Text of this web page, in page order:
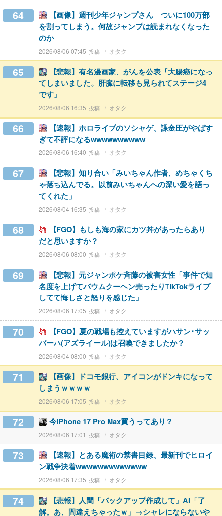
64
【画像】週刊少年ジャンプさん ついに100万部
を割ってしまう。何故ジャンプは読まれなくなった
のか
2026/08/06 07:45 オタク
65
【悲報】有名漫画家、がんを公表「大腸癌になっ
てしまいました。肝臓に転移も見られてステージ4
です」
2026/08/06 16:35 オタク
66
【速報】ホロライブのソシャゲ、課金圧がやばす
ぎて不評になるwwwwwwwwww
2026/08/06 16:40 オタク
67
【悲報】知り合い「みいちゃん作者、めちゃくち
ゃ落ち込んでる。以前みいちゃんへの深い愛を語っ
てくれた」
2026/08/04 16:35 オタク
68
【FGO】もしも海の家にカツ丼があったらあり
だと思いますか？
2026/08/06 08:00 オタク
69
【悲報】元ジャンポケ斉藤の被害女性「事件で知
名度を上げてバウムクーヘン売ったりTikTokライブ
してて悔しさと怒りを感じた」
2026/08/06 17:05 オタク
70
【FGO】夏の戦場も控えていますがハサン･サッ
バーハ(アズライール)は召喚できましたか？
2026/08/04 08:00 オタク
71
【画像】ドコモ銀行、アイコンがドンキになって
しまうｗｗｗｗ
2026/08/06 17:05 オタク
72 今iPhone 17 Pro Max買うってあり？
2026/08/06 17:01 オタク
73
【速報】とある魔術の禁書目録、最新刊でヒロイ
ン戦争決着wwwwwwwwwwwww
2026/08/06 17:35 オタク
74
【悲報】人間「バックアップ作成して」AI「了
解。あ、間違えちゃったｗ」→シャレにならないや